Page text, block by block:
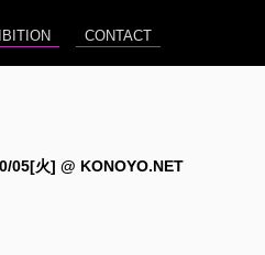
CONTACT
05[火] @ KONOYO.NET